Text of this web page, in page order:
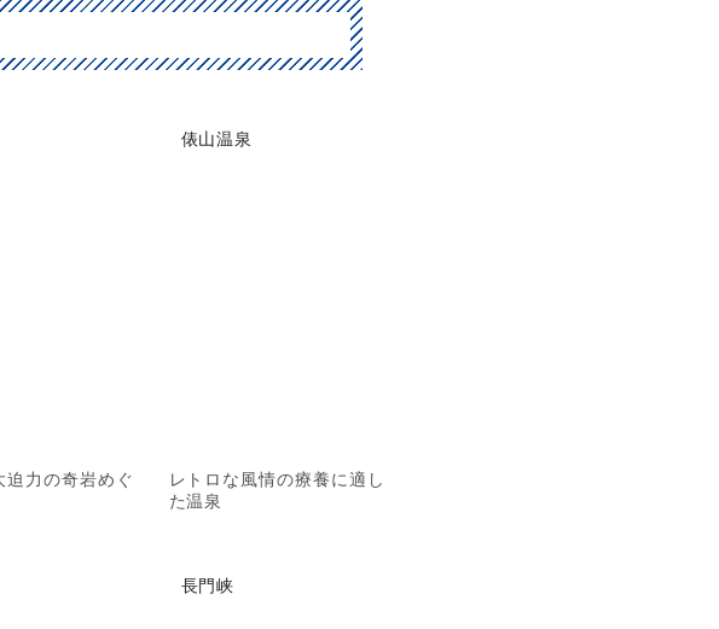
迫力の奇岩めぐ
俵山温泉
レトロな風情の療養に適し
た温泉
長門峡